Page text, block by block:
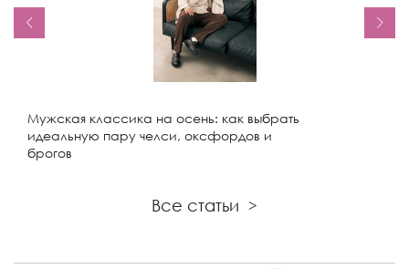
Мужская классика на осень: как выбрать
идеальную пару челси, оксфордов и
брогов
Все статьи >